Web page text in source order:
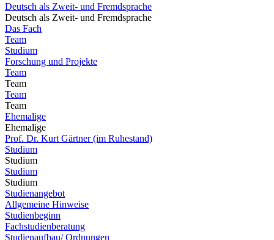
Deutsch als Zweit- und Fremdsprache
Deutsch als Zweit- und Fremdsprache
Das Fach
Team
Studium
Forschung und Projekte
Team
Team
Team
Team
Ehemalige
Ehemalige
Prof. Dr. Kurt Gärtner (im Ruhestand)
Studium
Studium
Studium
Studium
Studienangebot
Allgemeine Hinweise
Studienbeginn
Fachstudienberatung
Studienaufbau/ Ordnungen